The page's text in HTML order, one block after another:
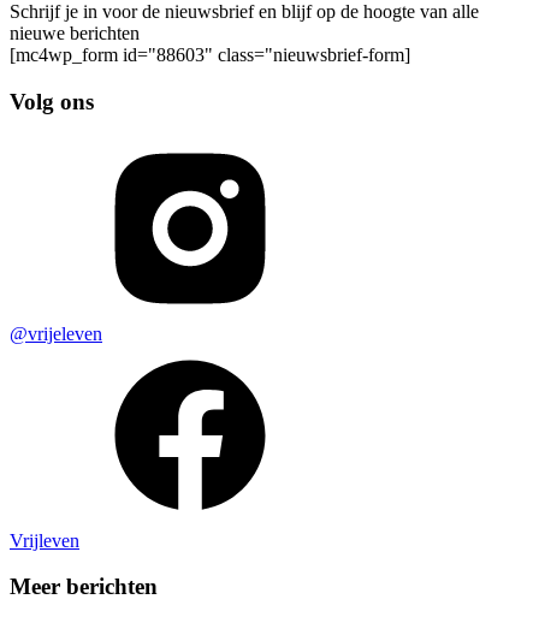
Schrijf je in voor de nieuwsbrief en blijf op de hoogte van alle
nieuwe berichten
[mc4wp_form id="88603" class="nieuwsbrief-form]
Volg ons
@vrijeleven
Vrijleven
Meer berichten